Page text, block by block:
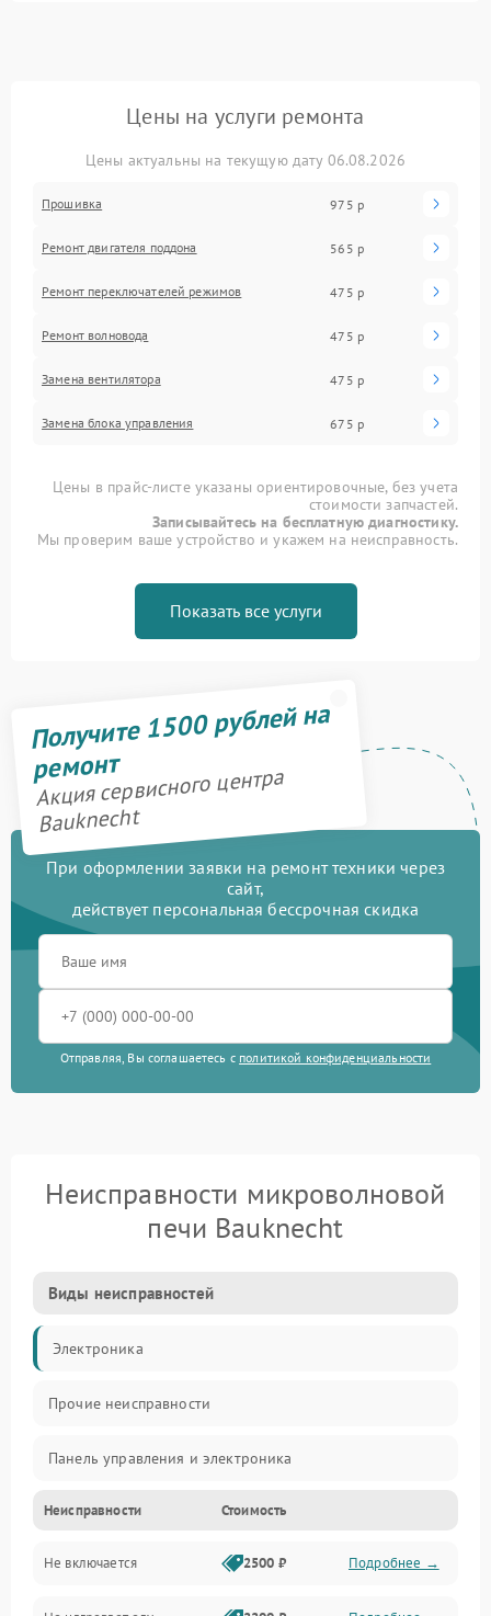
Цены на услуги ремонта
Цены актуальны на текущую дату 06.08.2026
Прошивка 975 р
Ремонт двигателя поддона 565 р
Ремонт переключателей режимов 475 р
Ремонт волновода 475 р
Замена вентилятора 475 р
Замена блока управления 675 р
Цены в прайс-листе указаны ориентировочные, без учета
стоимости запчастей.
Записывайтесь на бесплатную диагностику.
Мы проверим ваше устройство и укажем на неисправность.
Показать все услуги
Получите 1500 рублей на
ремонт
Акция сервисного центра
Bauknecht
При оформлении заявки на ремонт техники через
сайт,
действует персональная бессрочная скидка
Отправляя, Вы соглашаетесь с политикой конфиденциальности
Неисправности микроволновой
печи Bauknecht
Виды неисправностей
Электроника
Прочие неисправности
Панель управления и электроника
Дверца и корпус
Механика и внутренние элементы
Неисправности Стоимость
Не включается 2500 ₽ Подробнее →